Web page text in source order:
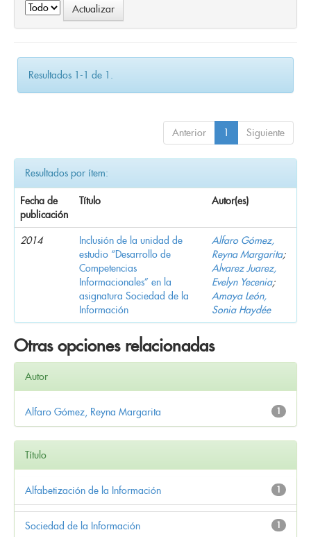
Resultados 1-1 de 1.
Anterior 1 Siguiente
Resultados por ítem:
Fecha de
publicación
Título Autor(es)
2014
Inclusión de la unidad de
estudio “Desarrollo de
Competencias
Informacionales” en la
asignatura Sociedad de la
Información
Alfaro Gómez,
Reyna Margarita;
Alvarez Juarez,
Evelyn Yecenia;
Amaya León,
Sonia Haydée
Otras opciones relacionadas
Autor
1
Alfaro Gómez, Reyna Margarita
Título
1
Alfabetización de la Información
1
Sociedad de la Información